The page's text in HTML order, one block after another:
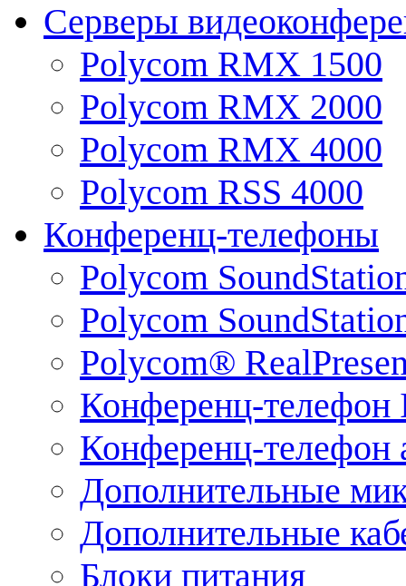
Серверы
Polycom RMX 1500
Polycom RMX 2000
Polycom RMX 4000
Polycom RSS 4000
Конференц-телефоны
Polycom
Polycom
Polycom®
Конференц-телефон
Конференц-телефон
Дополнительные
Дополнительные
Блоки питания